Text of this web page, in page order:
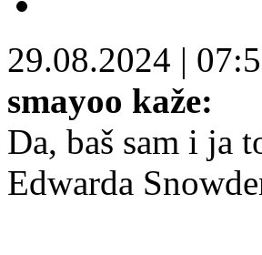
29.08.2024 |
smayoo kaže:
Da, baš sam i ja
Edwarda